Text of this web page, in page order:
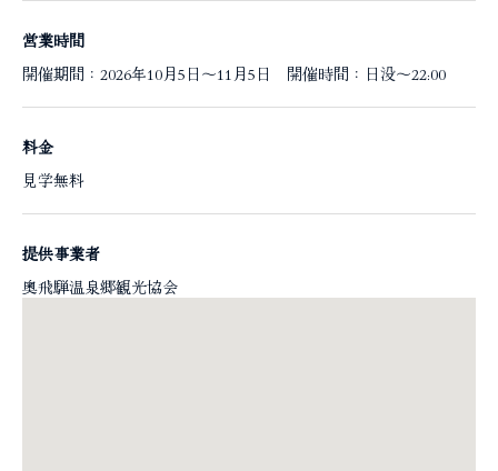
営業時間
開催期間：2026年10月5日～11月5日 開催時間：日没～22:00
料金
見学無料
提供事業者
奥飛騨温泉郷観光協会